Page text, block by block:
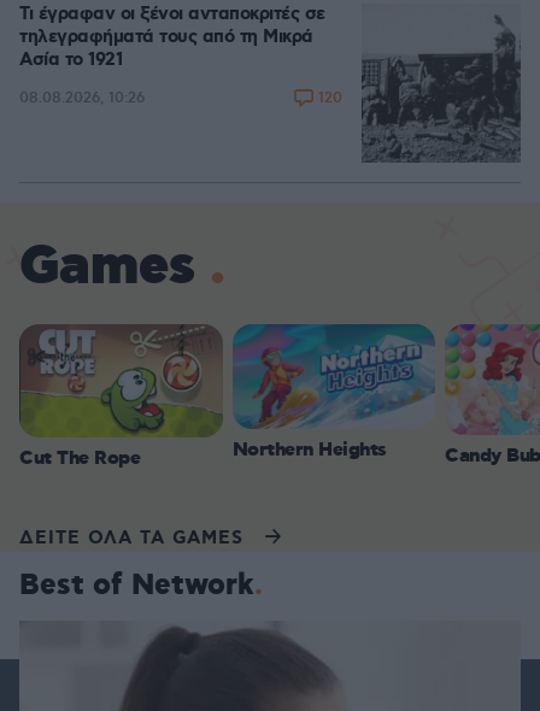
Τι έγραφαν οι ξένοι ανταποκριτές σε
τηλεγραφήματά τους από τη Μικρά
Ασία το 1921
08.08.2026, 10:26 120
Games
Cut The Rope Northern Heights Candy
ΔΕΙΤΕ ΟΛΑ ΤΑ GAMES
Best of Network